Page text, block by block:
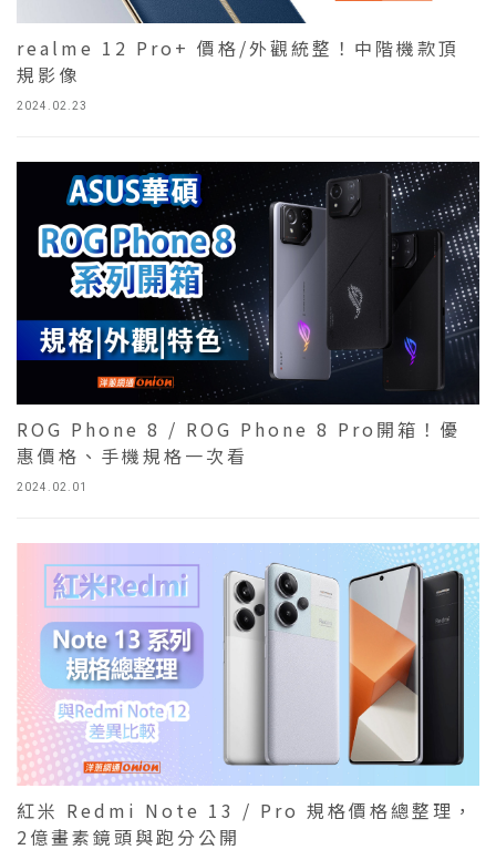
2024.02.23
realme 12 Pro+ 價格/外觀統整！中階機款頂
規影像
2024.02.01
ROG Phone 8 / ROG Phone 8 Pro開箱！優
惠價格、手機規格一次看
紅米 Redmi Note 13 / Pro 規格價格總整理，
2億畫素鏡頭與跑分公開